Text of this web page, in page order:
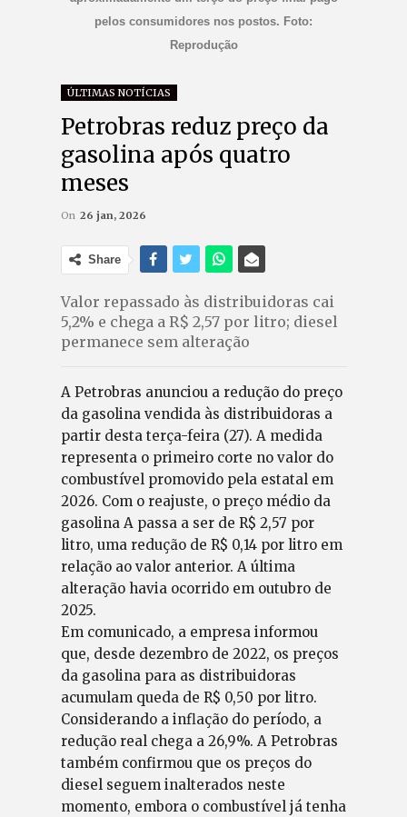
pelos consumidores nos postos. Foto:
Reprodução
ÚLTIMAS NOTÍCIAS
Petrobras reduz preço da
gasolina após quatro
meses
On 26 jan, 2026
Share
Valor repassado às distribuidoras cai
5,2% e chega a R$ 2,57 por litro; diesel
permanece sem alteração
A Petrobras anunciou a redução do preço
da gasolina vendida às distribuidoras a
partir desta terça-feira (27). A medida
representa o primeiro corte no valor do
combustível promovido pela estatal em
2026. Com o reajuste, o preço médio da
gasolina A passa a ser de R$ 2,57 por
litro, uma redução de R$ 0,14 por litro em
relação ao valor anterior. A última
alteração havia ocorrido em outubro de
2025.
Em comunicado, a empresa informou
que, desde dezembro de 2022, os preços
da gasolina para as distribuidoras
acumulam queda de R$ 0,50 por litro.
Considerando a inflação do período, a
redução real chega a 26,9%. A Petrobras
também confirmou que os preços do
diesel seguem inalterados neste
momento, embora o combustível já tenha